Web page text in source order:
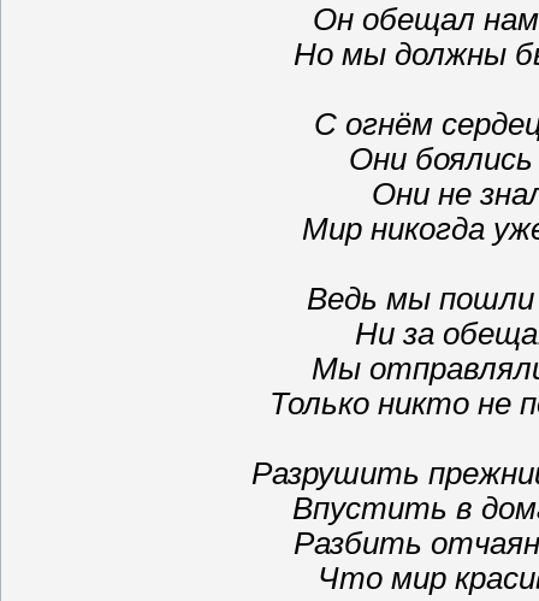
Он обещал нам
Но мы должны
С огнём
Они
Они не
Мир никогда
Ведь мы
Ни за
Мы
Только никто не
Разрушить
Впустить в
Разбить
Что мир